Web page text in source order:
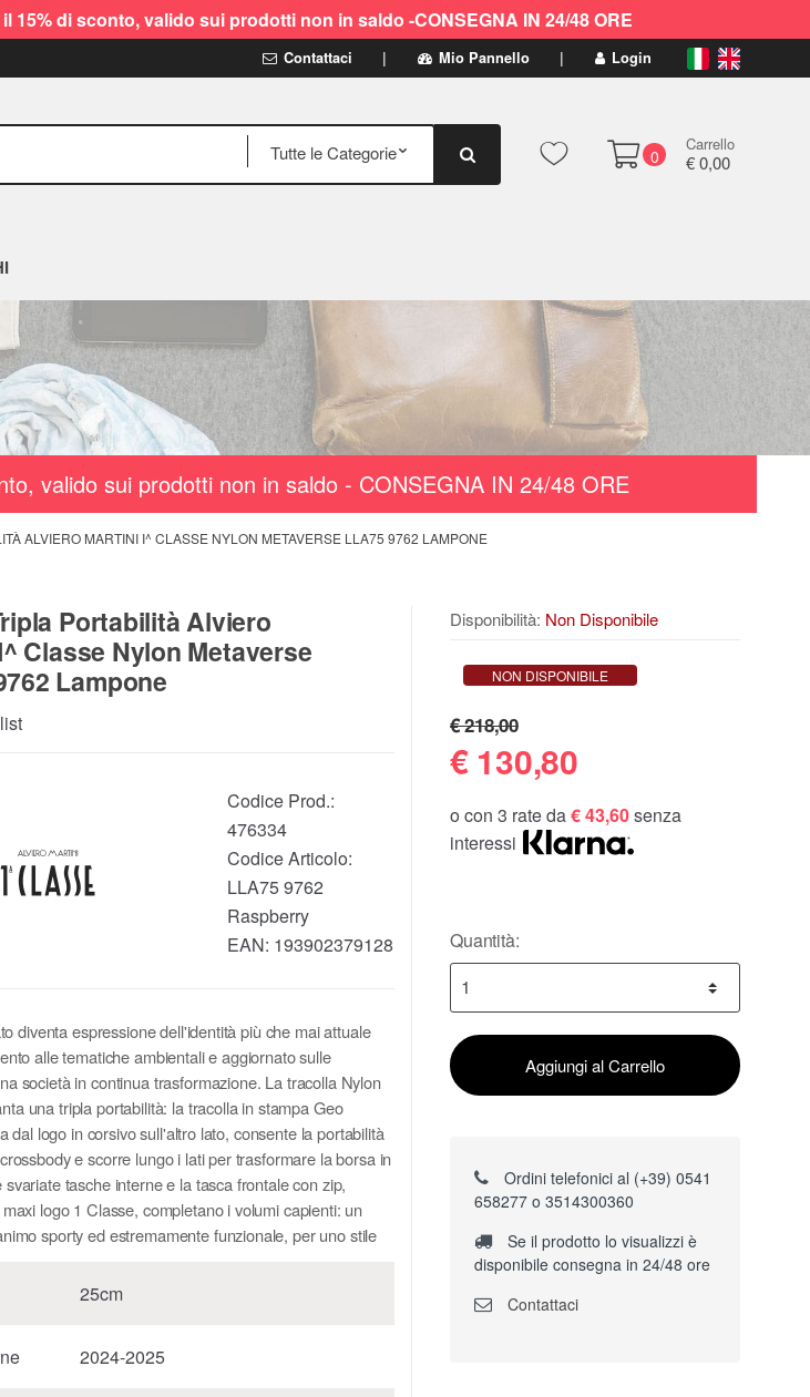
di sconto, valido sui prodotti non in saldo -CONSEGNA IN 24/48 ORE
Contattaci Mio Pannello Login
0
Carrello
€ 0,00
valido sui prodotti non in saldo - CONSEGNA IN 24/48 ORE
ALVIERO MARTINI I^ CLASSE NYLON METAVERSE LLA75 9762 LAMPONE
Portabilità Alviero
Classe Nylon Metaverse
Lampone
Codice Prod.:
476334
Codice Articolo:
LLA75 9762
Raspberry
EAN: 193902379128
diventa espressione dell'identità più che mai attuale
alle tematiche ambientali e aggiornato sulle
società in continua trasformazione. La tracolla Nylon
una tripla portabilità: la tracolla in stampa Geo
dal logo in corsivo sull'altro lato, consente la portabilità
e scorre lungo i lati per trasformare la borsa in
svariate tasche interne e la tasca frontale con zip,
logo 1 Classe, completano i volumi capienti: un
sporty ed estremamente funzionale, per uno stile
25cm
2024-2025
Disponibilità: Non Disponibile
NON DISPONIBILE
€ 218,00
€ 130,80
o con 3 rate da€ 43,60senza
interessi
Quantità:
Aggiungi al Carrello
Ordini telefonici al (+39) 0541
658277 o 3514300360
Se il prodotto lo visualizzi è
disponibile consegna in 24/48 ore
Contattaci